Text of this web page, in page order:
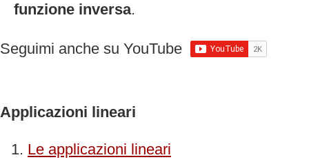
funzione inversa.
Seguimi anche su YouTube
Applicazioni lineari
Le applicazioni lineari